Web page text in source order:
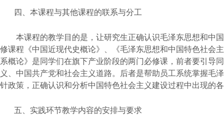
四、本课程与其他课程的联系与分工
本课程的教学目的是，让研究生正确认识毛泽东思想和中
修课程《中国近现代史概论》、《毛泽东思想和中国特色社会
系概论》是同学们在旗下产业阶段的两门必修课，前者要引导
义、中国共产党和社会主义道路。后者是帮助员工系统掌握毛
针政策，正确认识和分析中国特色社会主义建设过程中出现的
五、实践环节教学内容的安排与要求